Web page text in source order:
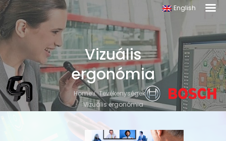
Vizuális
ergonómia
Home
Tevékenységek
Vizuális ergonómia
English